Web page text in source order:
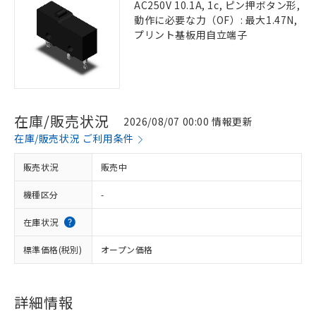
AC250V 10.1A, 1c, ピン押ボタン形,
動作に必要な力（OF）: 最大1.47N,
プリント基板用自立端子
在庫/販売状況
2026/08/07 00:00 情報更新
在庫/販売状況 ご利用条件
販売状況 販売中
機種区分 -
在庫状況
標準価格(税別) オープン価格
詳細情報